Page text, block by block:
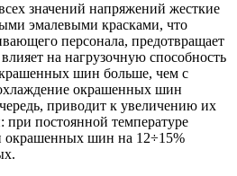
значений напряжений жесткие
эмалевыми красками, что
персонала, предотвращает
на нагрузочную способность
шин больше, чем с
окрашенных шин
приводит к увеличению их
при постоянной температуре
окрашенных шин на 12÷15%